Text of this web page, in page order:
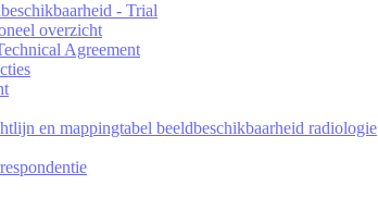
- Trial
overzicht
Agreement
en mappingtabel beeldbeschikbaarheid radiologie